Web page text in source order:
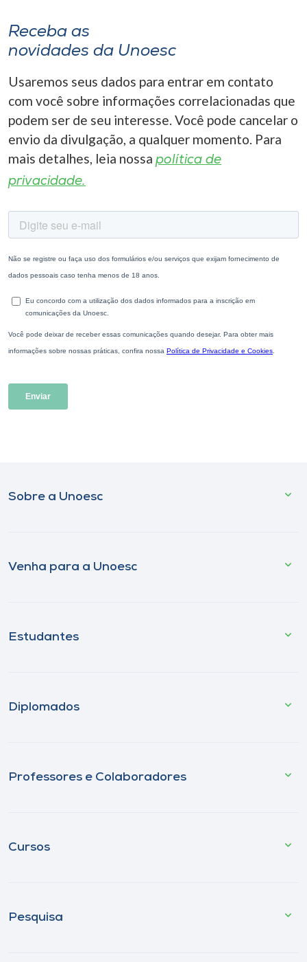
Receba as
novidades da Unoesc
Usaremos seus dados para entrar em contato
com você sobre informações correlacionadas que
podem ser de seu interesse. Você pode cancelar o
envio da divulgação, a qualquer momento. Para
mais detalhes, leia nossa política de
privacidade.
Sobre a Unoesc
Venha para a Unoesc
Estudantes
Diplomados
Professores e Colaboradores
Cursos
Pesquisa